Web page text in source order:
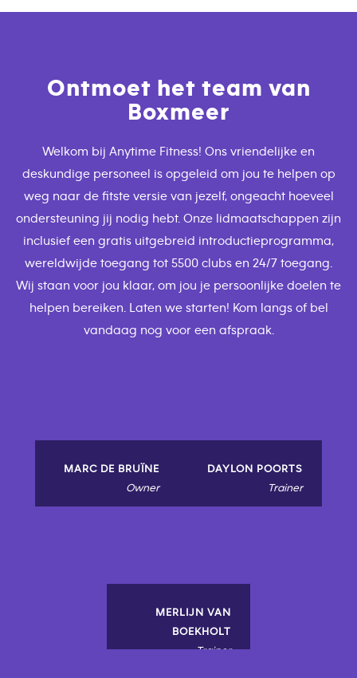
Ontmoet het team van
Boxmeer
Welkom bij Anytime Fitness! Ons vriendelijke en
deskundige personeel is opgeleid om jou te helpen op
weg naar de fitste versie van jezelf, ongeacht hoeveel
ondersteuning jij nodig hebt. Onze lidmaatschappen zijn
inclusief een gratis uitgebreid introductieprogramma,
wereldwijde toegang tot 5500 clubs en 24/7 toegang.
Wij staan voor jou klaar, om jou je persoonlijke doelen te
helpen bereiken. Laten we starten! Kom langs of bel
vandaag nog voor een afspraak.
MARC DE BRUÏNE
Owner
DAYLON POORTS
Trainer
MERLIJN VAN
BOEKHOLT
Trainer